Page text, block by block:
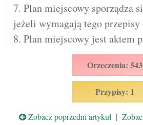
7. Plan miejscowy sporządza
jeżeli wymagają tego przepisy
8. Plan miejscowy jest aktem
Orzeczenia: 543
Przypisy: 1
Zobacz poprzedni artykuł |